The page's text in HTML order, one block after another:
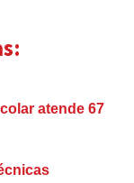
atende 67